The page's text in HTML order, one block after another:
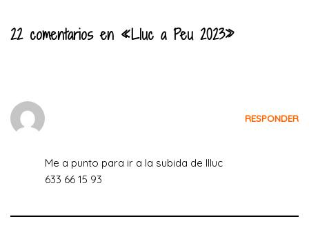
22 comentarios en «Lluc a Peu 2023»
RESPONDER
Me a punto para ir a la subida de llluc
633 66 15 93